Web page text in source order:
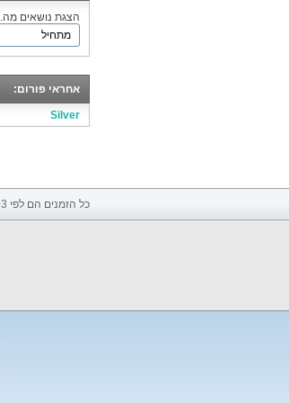
הצגת נושאים
אחראי פורום:
Silver
כל הזמנים הם לפי GMT +3. השעה כרגע היא